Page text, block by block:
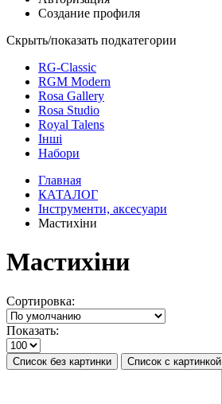
Создание профиля
Скрыть/показать подкатегории
RG-Classic
RGM Modern
Rosa Gallery
Rosa Studio
Royal Talens
Інші
Набори
Главная
КАТАЛОГ
Інструменти, аксесуари
Мастихіни
Мастихіни
Сортировка:
Показать:
Список без картинки Список с картинкой